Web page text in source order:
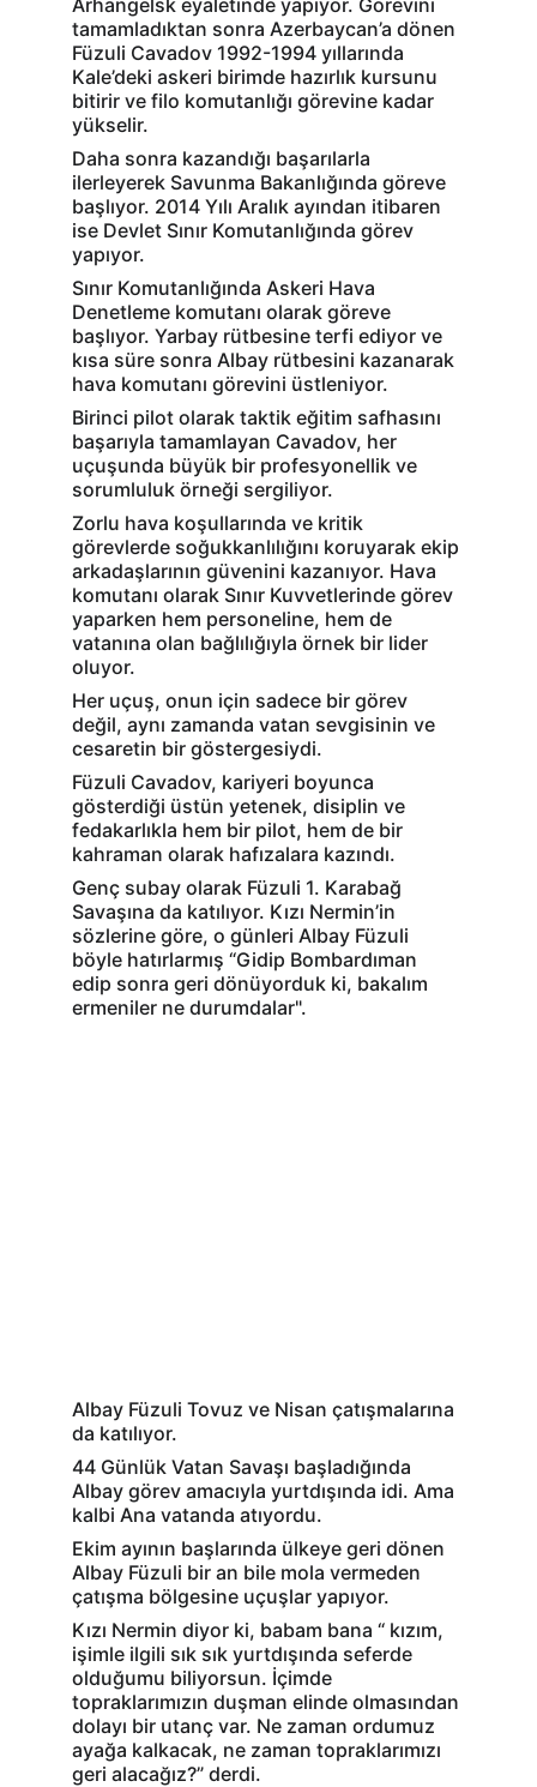
Arhangelsk eyaletinde yapıyor. Görevini
tamamladıktan sonra Azerbaycan’a dönen
Füzuli Cavadov 1992-1994 yıllarında
Kale’deki askeri birimde hazırlık kursunu
bitirir ve filo komutanlığı görevine kadar
yükselir.
Daha sonra kazandığı başarılarla
ilerleyerek Savunma Bakanlığında göreve
başlıyor. 2014 Yılı Aralık ayından itibaren
ise Devlet Sınır Komutanlığında görev
yapıyor.
Sınır Komutanlığında Askeri Hava
Denetleme komutanı olarak göreve
başlıyor. Yarbay rütbesine terfi ediyor ve
kısa süre sonra Albay rütbesini kazanarak
hava komutanı görevini üstleniyor.
Birinci pilot olarak taktik eğitim safhasını
başarıyla tamamlayan Cavadov, her
uçuşunda büyük bir profesyonellik ve
sorumluluk örneği sergiliyor.
Zorlu hava koşullarında ve kritik
görevlerde soğukkanlılığını koruyarak ekip
arkadaşlarının güvenini kazanıyor. Hava
komutanı olarak Sınır Kuvvetlerinde görev
yaparken hem personeline, hem de
vatanına olan bağlılığıyla örnek bir lider
oluyor.
Her uçuş, onun için sadece bir görev
değil, aynı zamanda vatan sevgisinin ve
cesaretin bir göstergesiydi.
Füzuli Cavadov, kariyeri boyunca
gösterdiği üstün yetenek, disiplin ve
fedakarlıkla hem bir pilot, hem de bir
kahraman olarak hafızalara kazındı.
Genç subay olarak Füzuli 1. Karabağ
Savaşına da katılıyor. Kızı Nermin’in
sözlerine göre, o günleri Albay Füzuli
böyle hatırlarmış “Gidip Bombardıman
edip sonra geri dönüyorduk ki, bakalım
ermeniler ne durumdalar".
Albay Füzuli Tovuz ve Nisan çatışmalarına
da katılıyor.
44 Günlük Vatan Savaşı başladığında
Albay görev amacıyla yurtdışında idi. Ama
kalbi Ana vatanda atıyordu.
Ekim ayının başlarında ülkeye geri dönen
Albay Füzuli bir an bile mola vermeden
çatışma bölgesine uçuşlar yapıyor.
Kızı Nermin diyor ki, babam bana “ kızım,
işimle ilgili sık sık yurtdışında seferde
olduğumu biliyorsun. İçimde
topraklarımızın duşman elinde olmasından
dolayı bir utanç var. Ne zaman ordumuz
ayağa kalkacak, ne zaman topraklarımızı
geri alacağız?” derdi.